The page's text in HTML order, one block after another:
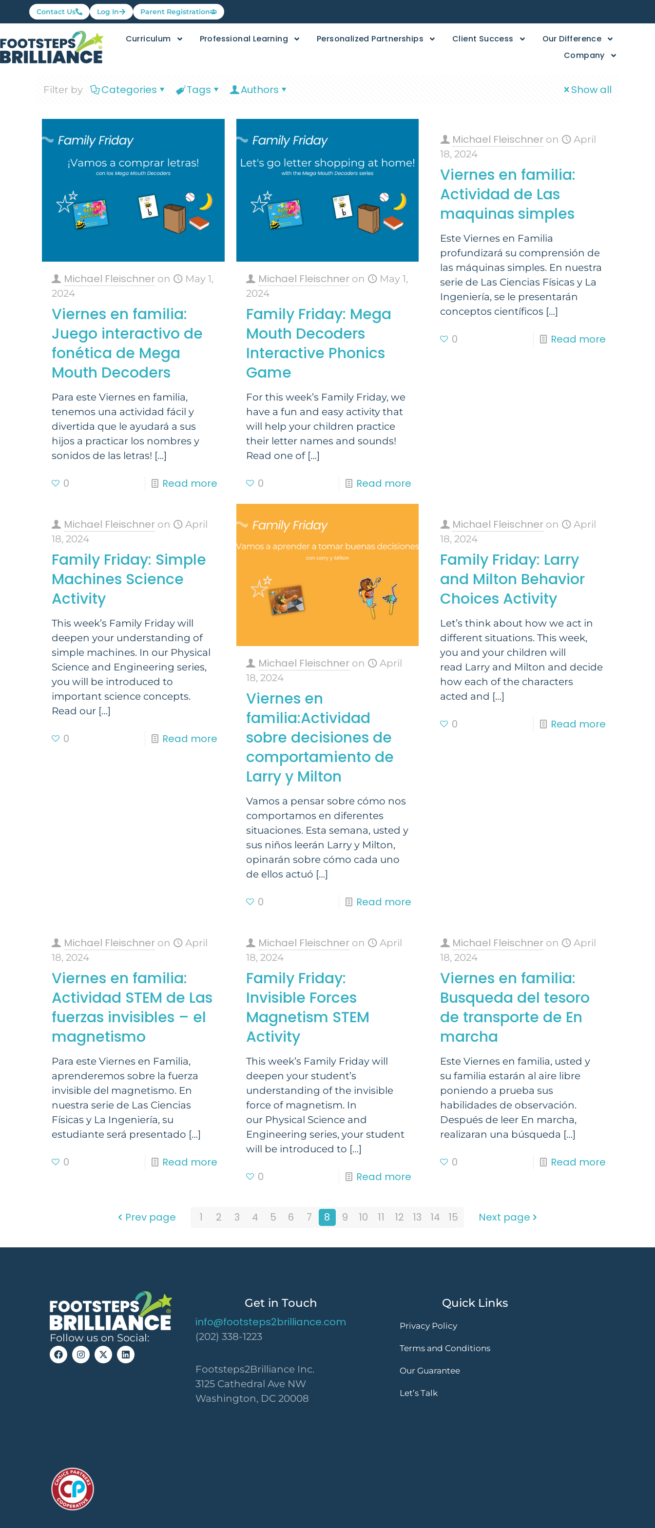
Contact Us Log In Parent Registration
Curriculum Professional Learning Personalized Partnerships Client Success
Our Difference
Company
Filter by Categories Tags Authors Show all
Michael Fleischner on
May 1,
2024
Viernes en familia:
Juego interactivo de
fonética de Mega
Mouth Decoders
Para este Viernes en familia,
tenemos una actividad fácil y
divertida que le ayudará a sus
hijos a practicar los nombres y
sonidos de las letras! […]
0 Read more
Michael Fleischner on
May 1,
2024
Family Friday: Mega
Mouth Decoders
Interactive Phonics
Game
For this week’s Family Friday, we
have a fun and easy activity that
will help your children practice
their letter names and sounds!
Read one of[…]
0 Read more
Michael Fleischner on
April
18, 2024
Viernes en familia:
Actividad de Las
maquinas simples
Este Viernes en Familia
profundizará su comprensión de
las máquinas simples. En nuestra
serie de Las Ciencias Físicas y La
Ingeniería, se le presentarán
conceptos científicos […]
0 Read more
Michael Fleischner on
April
18, 2024
Family Friday: Simple
Machines Science
Activity
This week’s Family Friday will
deepen your understanding of
simple machines. In our Physical
Science and Engineering series,
you will be introduced to
important science concepts.
Read our[…]
0 Read more
Michael Fleischner on
April
18, 2024
Viernes en
familia:Actividad
sobre decisiones de
comportamiento de
Larry y Milton
Vamos a pensar sobre cómo nos
comportamos en diferentes
situaciones. Esta semana, usted y
sus niños leerán Larry y Milton,
opinarán sobre cómo cada uno
de ellos actuó […]
0 Read more
Michael Fleischner on
April
18, 2024
Family Friday: Larry
and Milton Behavior
Choices Activity
Let’s think about how we act in
different situations. This week,
you and your children will
read Larry and Milton and decide
how each of the characters
acted and […]
0 Read more
Michael Fleischner on
April
18, 2024
Viernes en familia:
Actividad STEM de Las
fuerzas invisibles – el
magnetismo
Para este Viernes en Familia,
aprenderemos sobre la fuerza
invisible del magnetismo. En
nuestra serie de Las Ciencias
Físicas y La Ingeniería, su
estudiante será presentado […]
0 Read more
Michael Fleischner on
April
18, 2024
Family Friday:
Invisible Forces
Magnetism STEM
Activity
This week’s Family Friday will
deepen your student’s
understanding of the invisible
force of magnetism. In
our Physical Science and
Engineering series, your student
will be introduced to […]
0 Read more
Michael Fleischner on
April
18, 2024
Viernes en familia:
Busqueda del tesoro
de transporte de En
marcha
Este Viernes en familia, usted y
su familia estarán al aire libre
poniendo a prueba sus
habilidades de observación.
Después de leer En marcha,
realizaran una búsqueda […]
0 Read more
Prev page 1 2 3 4 5 6 7 8 9 10 11 12 13 14 15 Next page
Follow us on Social:
Get in Touch
info@footsteps2brilliance.com
(202) 338-1223
Footsteps2Brilliance Inc.
3125 Cathedral Ave NW
Washington, DC 20008
Quick Links
Privacy Policy
Terms and Conditions
Our Guarantee
Let’s Talk